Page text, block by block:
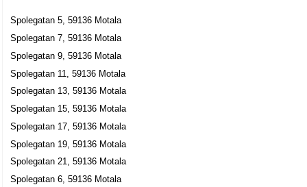
0141-212339
Spolegatan 26, 59136 Motala
Spolegatan 5, 59136 Motala
Spolegatan 7, 59136 Motala
Spolegatan 9, 59136 Motala
Spolegatan 11, 59136 Motala
Spolegatan 13, 59136 Motala
Spolegatan 15, 59136 Motala
Spolegatan 17, 59136 Motala
Spolegatan 19, 59136 Motala
Spolegatan 21, 59136 Motala
Spolegatan 6, 59136 Motala